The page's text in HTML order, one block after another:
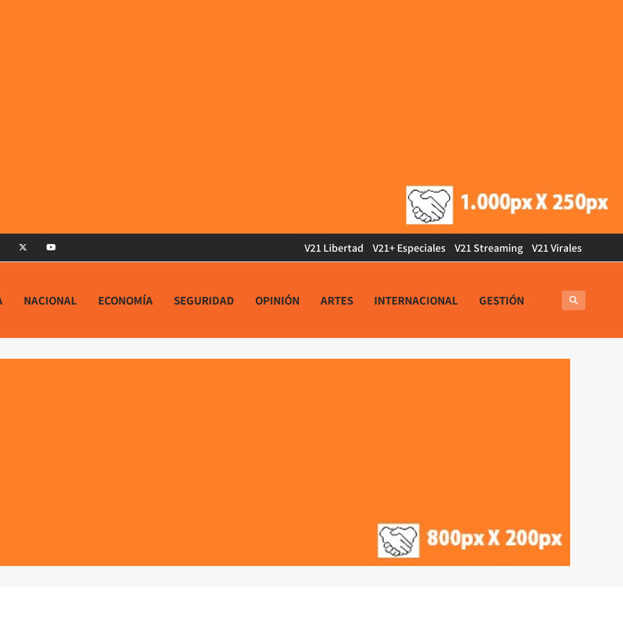
V21 Libertad V21+ Especiales V21 Streaming V21 Virales
NACIONAL ECONOMÍA SEGURIDAD OPINIÓN ARTES INTERNACIONAL GESTIÓN